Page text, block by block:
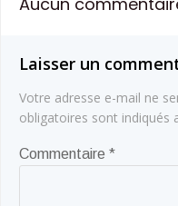
Laisser un
Votre adresse e-mail ne
obligatoires sont indiqués
Commentaire *